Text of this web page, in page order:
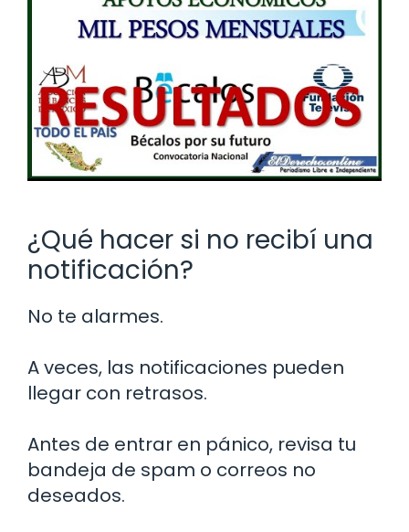
¿Qué hacer si no recibí una
notificación?
No te alarmes.
A veces, las notificaciones pueden
llegar con retrasos.
Antes de entrar en pánico, revisa tu
bandeja de spam o correos no
deseados.